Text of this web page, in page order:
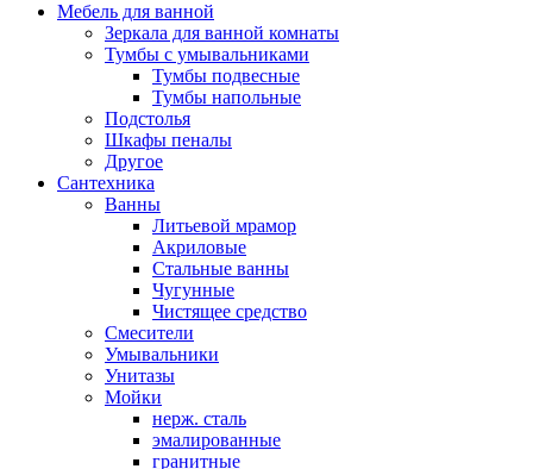
Мебель для ванной
Зеркала для ванной комнаты
Тумбы с умывальниками
Тумбы подвесные
Тумбы напольные
Подстолья
Шкафы пеналы
Другое
Сантехника
Ванны
Литьевой мрамор
Акриловые
Стальные ванны
Чугунные
Чистящее средство
Смесители
Умывальники
Унитазы
Мойки
нерж. сталь
эмалированные
гранитные